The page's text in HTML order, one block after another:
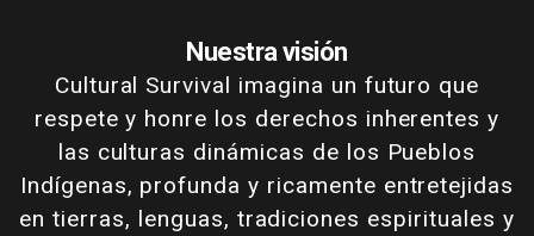
Nuestra visión
Cultural Survival imagina un futuro que
respete y honre los derechos inherentes y
las culturas dinámicas de los Pueblos
Indígenas, profunda y ricamente entretejidas
en tierras, lenguas, tradiciones espirituales y